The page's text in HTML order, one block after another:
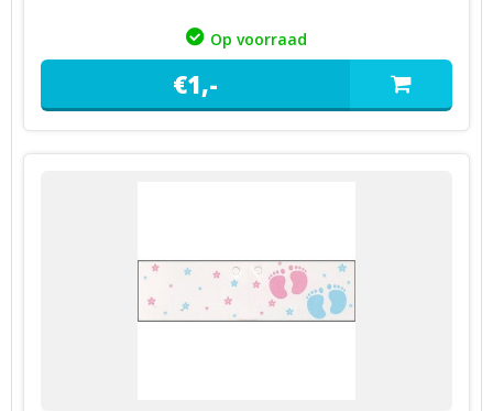
Op voorraad
€1,-